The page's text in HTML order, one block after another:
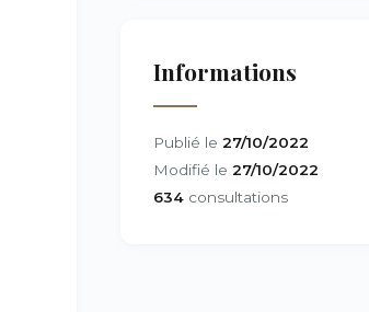
Informations
Publié le 27/10/2022
Modifié le 27/10/2022
634 consultations